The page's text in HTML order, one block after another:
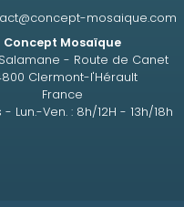
mosaique.com
Concept Mosaïque
Salamane - Route de Canet
Clermont-l'Hérault
France
Lun.-Ven. : 8h/12H - 13h/18h